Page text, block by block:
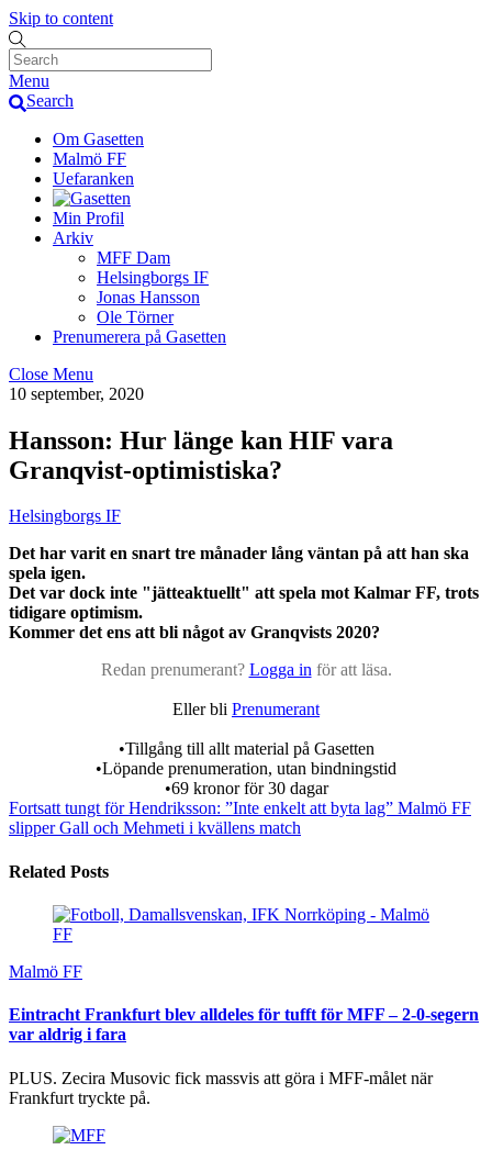
Skip to content
Menu
Search
Om Gasetten
Malmö FF
Uefaranken
Min Profil
Arkiv
MFF Dam
Helsingborgs IF
Jonas Hansson
Ole Törner
Prenumerera på Gasetten
Close Menu
10 september, 2020
Hansson: Hur länge kan HIF vara
Granqvist-optimistiska?
Helsingborgs IF
Det har varit en snart tre månader lång väntan på att han ska
spela igen.
Det var dock inte "jätteaktuellt" att spela mot Kalmar FF, trots
tidigare optimism.
Kommer det ens att bli något av Granqvists 2020?
Redan prenumerant? Logga in för att läsa.
Eller bli Prenumerant
•Tillgång till allt material på Gasetten
•Löpande prenumeration, utan bindningstid
•69 kronor för 30 dagar
Fortsatt tungt för Hendriksson: ”Inte enkelt att byta lag” Malmö FF
slipper Gall och Mehmeti i kvällens match
Related Posts
Malmö FF
Eintracht Frankfurt blev alldeles för tufft för MFF – 2-0-segern
var aldrig i fara
PLUS. Zecira Musovic fick massvis att göra i MFF-målet när
Frankfurt tryckte på.